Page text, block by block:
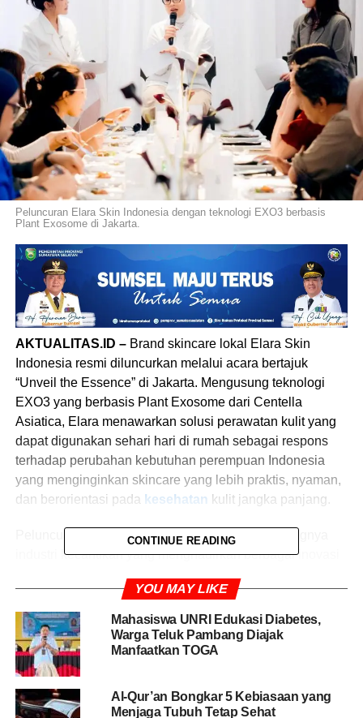
Peluncuran Elara Skin Indonesia dengan teknologi EXO3 berbasis
Plant Exosome di Jakarta.
AKTUALITAS.ID – Brand skincare lokal Elara Skin
Indonesia resmi diluncurkan melalui acara bertajuk
“Unveil the Essence” di Jakarta. Mengusung teknologi
EXO3 yang berbasis Plant Exosome dari Centella
Asiatica, Elara menawarkan solusi perawatan kulit yang
dapat digunakan sehari hari di rumah sebagai respons
terhadap perubahan kebutuhan perempuan Indonesia
yang menginginkan skincare yang lebih praktis, nyaman,
dan berorientasi pada kesehatan kulit jangka panjang.
Peluncuran Elara dilakukan di tengah berkembangnya
industri kecantikan yang menghadirkan berbagai inovasi
kompleks. Elara memilih menghadirkan pendekatan yang
lebih sederhana dengan memanfaatkan teknologi
exosome yang selama ini lebih dikenal dalam perawatan
di klinik kecantikan.
Chief of Sales & Marketing Officer Elara Skin Indonesia,
Rebecca Kezia, mengatakan Elara hadir dengan filosofi
CONTINUE READING
YOU MAY LIKE
Mahasiswa UNRI Edukasi Diabetes,
Warga Teluk Pambang Diajak
Manfaatkan TOGA
Al-Qur’an Bongkar 5 Kebiasaan yang
Menjaga Tubuh Tetap Sehat